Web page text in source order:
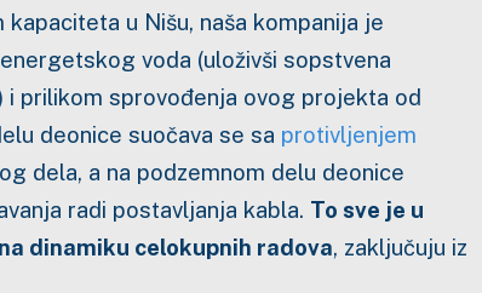
u Nišu, naša kompanija je
voda (uloživši sopstvena
prilikom sprovođenja ovog projekta od
deonice suočava se sa protivljenjem
dela, a na podzemnom delu deonice
radi postavljanja kabla. To sve je u
dinamiku celokupnih radova, zaključuju iz